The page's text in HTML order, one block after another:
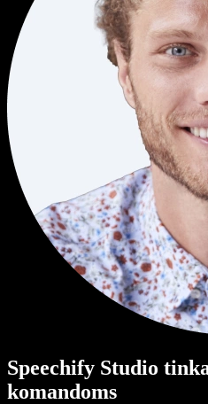
Speechify Studio
komandoms